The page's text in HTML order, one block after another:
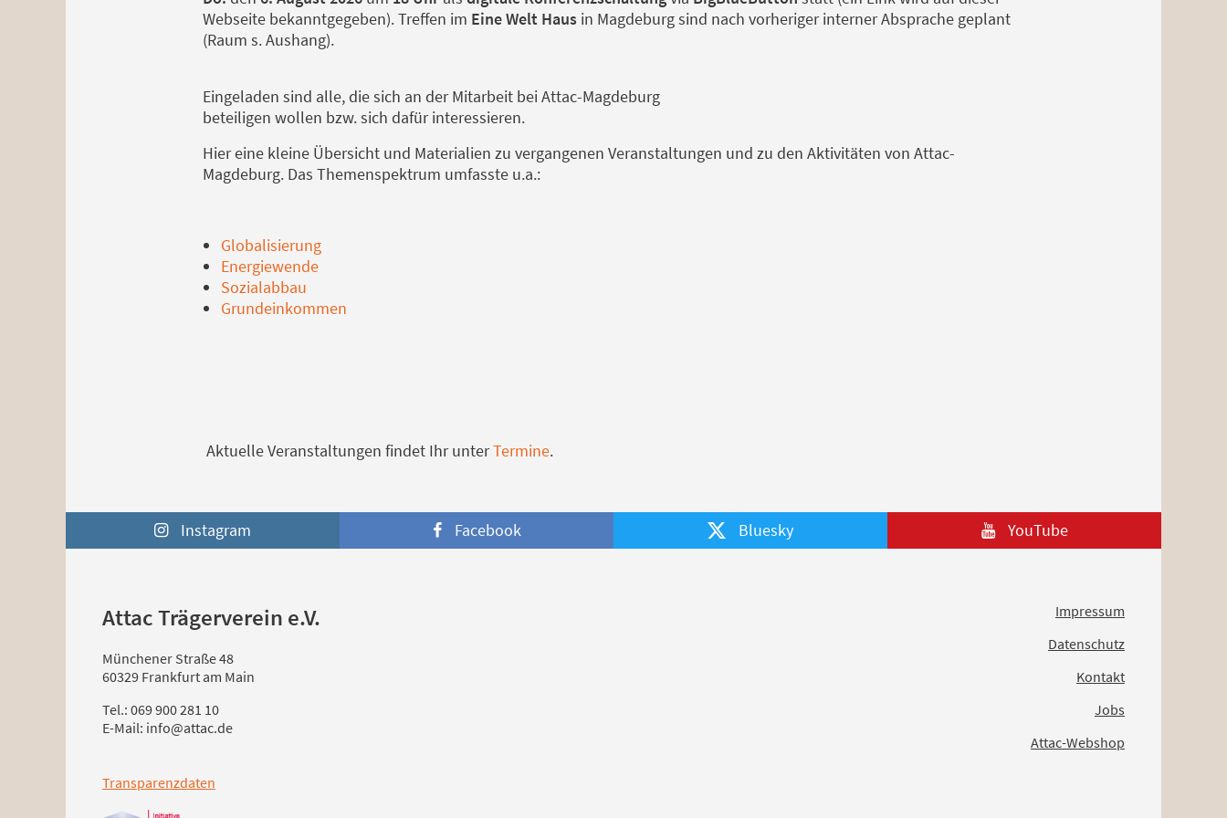
Webseite bekanntgegeben). Treffen im Eine Welt Haus in Magdeburg sind nach vorheriger interner Absprache geplant
(Raum s. Aushang).
Eingeladen sind alle, die sich an der Mitarbeit bei Attac-Magdeburg
beteiligen wollen bzw. sich dafür interessieren.
Hier eine kleine Übersicht und Materialien zu vergangenen Veranstaltungen und zu den Aktivitäten von Attac-
Magdeburg. Das Themenspektrum umfasste u.a.:
Globalisierung
Energiewende
Sozialabbau
Grundeinkommen
Aktuelle Veranstaltungen findet Ihr unterTermine.
Instagram Facebook Bluesky YouTube
Attac Trägerverein e.V.
Münchener Straße 48
60329 Frankfurt am Main
Tel.: 069 900 281 10
E-Mail: info@attac.de
Transparenzdaten
Impressum
Datenschutz
Kontakt
Jobs
Attac-Webshop